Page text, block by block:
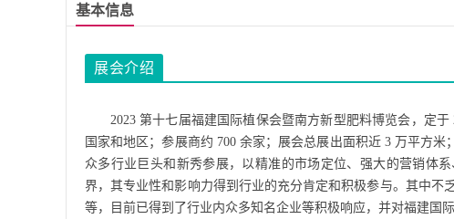
基本信息
展会介绍
2023 第十七届福建国际植保会暨南方新型肥料博览会，定于
国家和地区；参展商约 700 余家；展会总展出面积近 3 万平方米
众多行业巨头和新秀参展，以精准的市场定位、强大的营销体
界，其专业性和影响力得到行业的充分肯定和积极参与。其中不
等，目前已得到了行业内众多知名企业等积极响应，并对福建国